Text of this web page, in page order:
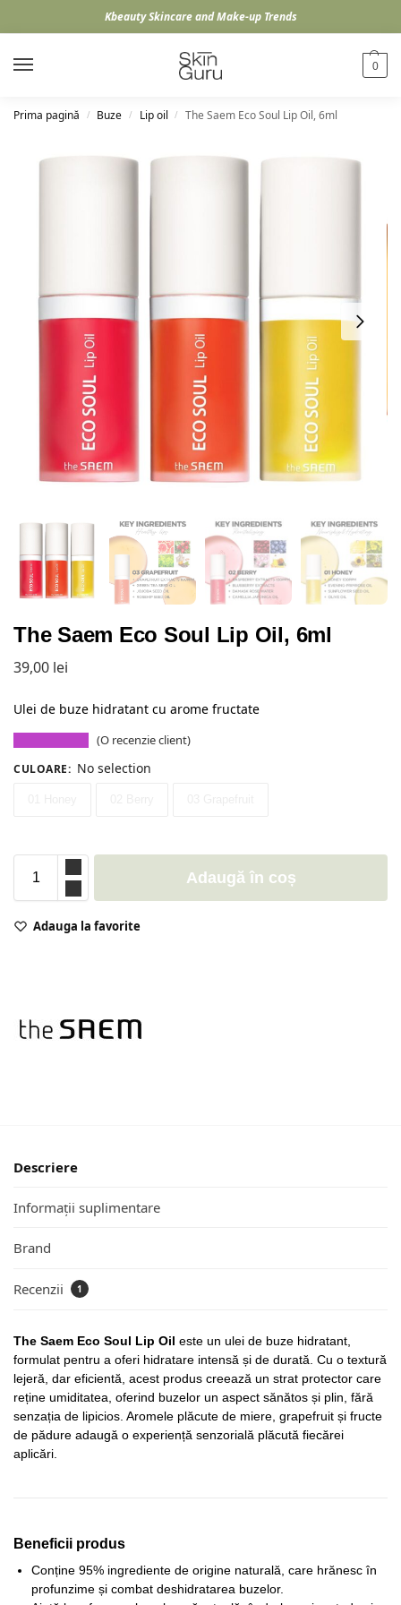
Kbeauty Skincare and Make-up Trends
0
Prima pagină / Buze / Lip oil / The Saem Eco Soul Lip Oil, 6ml
The Saem Eco Soul Lip Oil, 6ml
39,00 lei
Ulei de buze hidratant cu arome fructate
(O recenzie client)
CULOARE: No selection
Adaugă în coș
Adauga la favorite
Descriere
Informații suplimentare
Brand
Recenzii 1
The Saem Eco Soul Lip Oil este un ulei de buze hidratant,
formulat pentru a oferi hidratare intensă și de durată. Cu o textură
lejeră, dar eficientă, acest produs creează un strat protector care
reține umiditatea, oferind buzelor un aspect sănătos și plin, fără
senzația de lipicios. Aromele plăcute de miere, grapefruit și fructe
de pădure adaugă o experiență senzorială plăcută fiecărei
aplicări.
Beneficii produs
Conține 95% ingrediente de origine naturală, care hrănesc în
profunzime și combat deshidratarea buzelor.